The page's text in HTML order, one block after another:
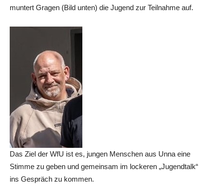
muntert Gragen (Bild unten) die Jugend zur Teilnahme auf.
Das Ziel der WfU ist es, jungen Menschen aus Unna eine
Stimme zu geben und gemeinsam im lockeren „Jugendtalk“
ins Gespräch zu kommen.